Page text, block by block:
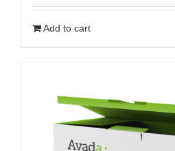
Add to cart